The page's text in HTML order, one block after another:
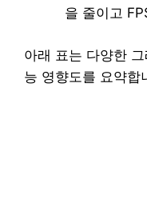
을 줄이고
아래 표는 다양한
능 영향도를 요약합